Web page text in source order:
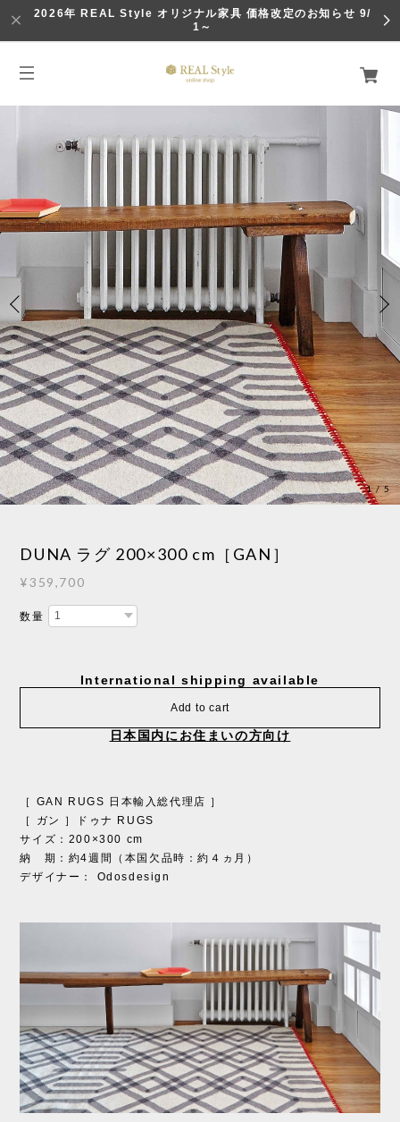
2026年 REAL Style オリジナル家具 価格改定のお知らせ 9/
1～
1/5
DUNA ラグ 200×300 cm［GAN］
¥359,700
数量
International shipping available
Add to cart
日本国内にお住まいの方向け
［ GAN RUGS 日本輸入総代理店 ］
［ ガン ］ドゥナ RUGS
サイズ：200×300 cm
納 期：約4週間（本国欠品時：約４ヵ月）
デザイナー： Odosdesign